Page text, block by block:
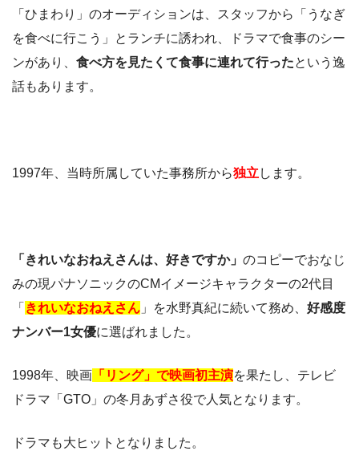
「ひまわり」のオーディションは、スタッフから「うなぎ
を食べに行こう」とランチに誘われ、ドラマで食事のシー
ンがあり、 食べ方を見たくて食事に連れて行ったという逸
話もあります。
1997年、当時所属していた事務所から独立 します。
「きれいなおねえさんは、好きですか」 のコピーでおなじ
みの現パナソニックのCMイメージキャラクターの2代目
「 きれいなおねえさん 」を水野真紀に続いて務め、 好感度
ナンバー1女優に選ばれました。
1998年、映画 「リング」で映画初主演を果たし、テレビ
ドラマ「GTO」の冬月あずさ役で人気となります。
ドラマも大ヒットとなりました。